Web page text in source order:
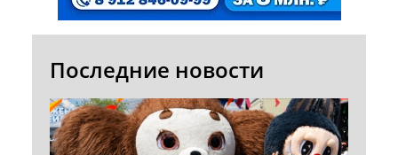
Последние новости